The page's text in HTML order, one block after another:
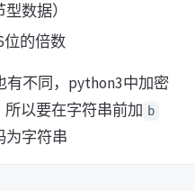
数据）
位的倍数
有不同，python3中加密
以要在字符串前加 b
为字符串